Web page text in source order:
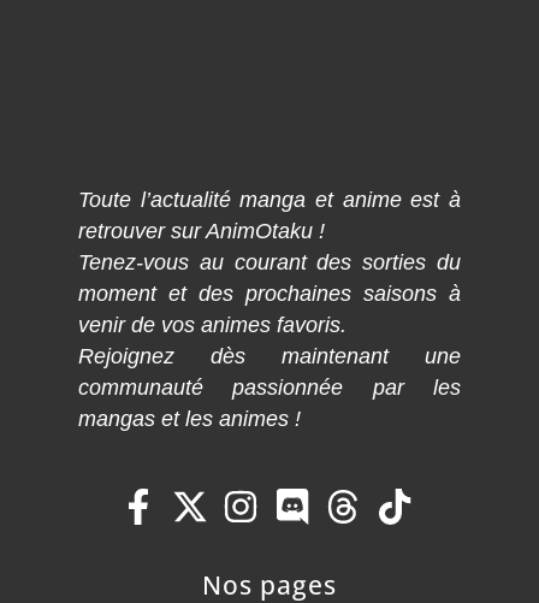
Toute l’actualité manga et anime est à
retrouver sur AnimOtaku !
Tenez-vous au courant des sorties du
moment et des prochaines saisons à
venir de vos animes favoris.
Rejoignez dès maintenant une
communauté passionnée par les
mangas et les animes !
Nos pages